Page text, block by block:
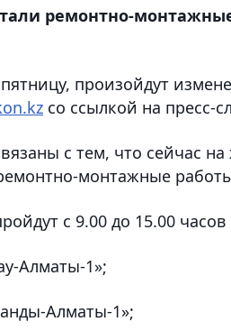
ремонтно-
произойдут
.kz со ссылкой на пресс-
с тем, что сейчас
монтажные
с 9.00 до 15.00
Алматы-1»;
Алматы-1»;